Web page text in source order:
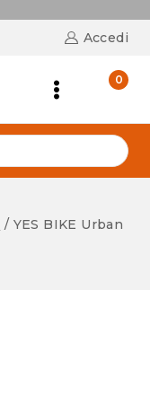
Accedi
0
/ YES BIKE Urban